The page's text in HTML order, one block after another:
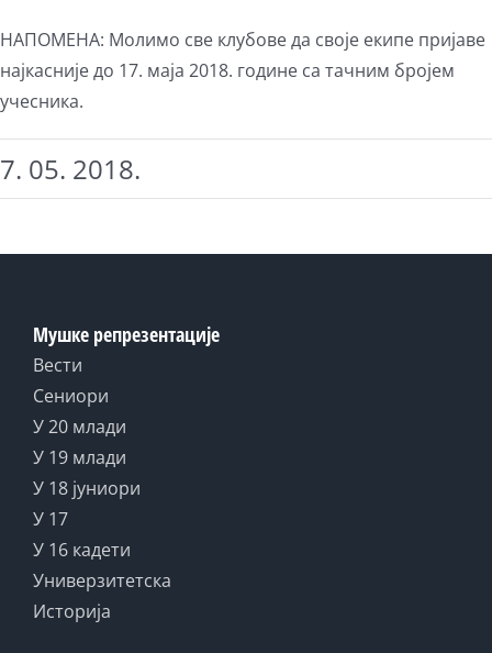
НАПОМЕНА: Молимо све клубове да своје екипе пријаве
најкасније до 17. маја 2018. године са тачним бројем
учесника.
7. 05. 2018.
Мушке репрезентације
Вести
Сениори
У 20 млади
У 19 млади
У 18 јуниори
У 17
У 16 кадети
Универзитетска
Историја